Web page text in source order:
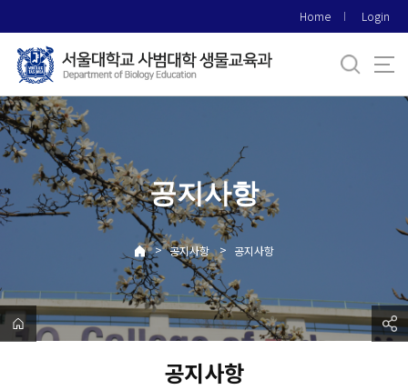
로
메
뉴
Home Login
공지사항
> 공지사항 > 공지사항
공지사항